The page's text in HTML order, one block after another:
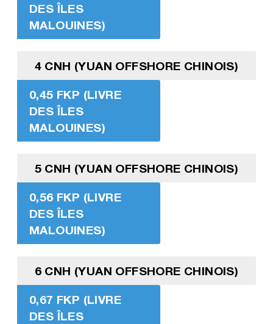
DES ÎLES
MALOUINES)
4 CNH (YUAN OFFSHORE CHINOIS)
0,45 FKP (LIVRE
DES ÎLES
MALOUINES)
5 CNH (YUAN OFFSHORE CHINOIS)
0,56 FKP (LIVRE
DES ÎLES
MALOUINES)
6 CNH (YUAN OFFSHORE CHINOIS)
0,67 FKP (LIVRE
DES ÎLES